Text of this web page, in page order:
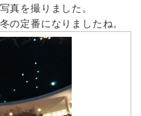
真を撮りました。
の定番になりましたね。